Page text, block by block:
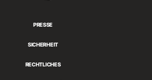
PRESSE
SICHERHEIT
RECHTLICHES